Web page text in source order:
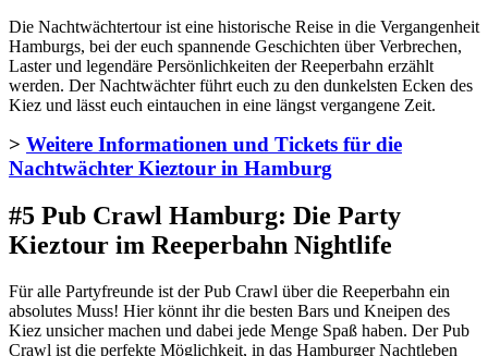
Die Nachtwächtertour ist eine historische Reise in die Vergangenheit
Hamburgs, bei der euch spannende Geschichten über Verbrechen,
Laster und legendäre Persönlichkeiten der Reeperbahn erzählt
werden. Der Nachtwächter führt euch zu den dunkelsten Ecken des
Kiez und lässt euch eintauchen in eine längst vergangene Zeit.
> Weitere Informationen und Tickets für die
Nachtwächter Kieztour in Hamburg
#5 Pub Crawl Hamburg: Die Party
Kieztour im Reeperbahn Nightlife
Für alle Partyfreunde ist der Pub Crawl über die Reeperbahn ein
absolutes Muss! Hier könnt ihr die besten Bars und Kneipen des
Kiez unsicher machen und dabei jede Menge Spaß haben. Der Pub
Crawl ist die perfekte Möglichkeit, in das Hamburger Nachtleben